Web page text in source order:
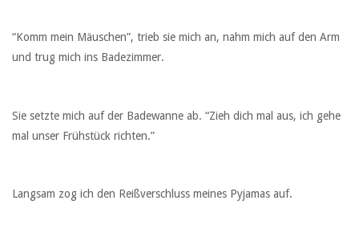
“Komm mein Mäuschen”, trieb sie mich an, nahm mich auf den Arm
und trug mich ins Badezimmer.
Sie setzte mich auf der Badewanne ab. “Zieh dich mal aus, ich gehe
mal unser Frühstück richten.”
Langsam zog ich den Reißverschluss meines Pyjamas auf.